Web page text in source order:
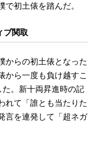
初土俵を踏んだ。
ブ関取
からの初土俵となった
から一度も負け越すこ
。新十両昇進時の記
れて「誰とも当たりた
言を連発して「超ネガ